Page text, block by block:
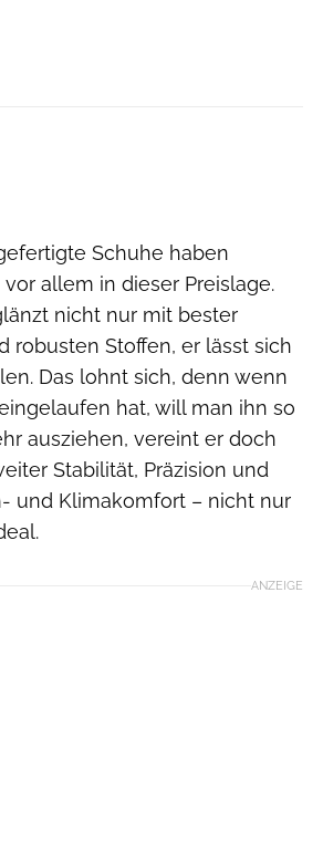
Schuhe haben
allem in dieser Preislage.
nicht nur mit bester
robusten Stoffen, er lässt sich
Das lohnt sich, denn wenn
hat, will man ihn so
ausziehen, vereint er doch
Stabilität, Präzision und
und Klimakomfort – nicht nur
ANZEIGE